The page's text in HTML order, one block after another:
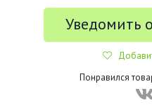
Уведомить
Понравился